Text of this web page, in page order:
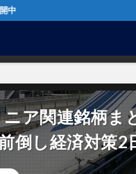
ア関連銘柄ま
倒し経済対策2